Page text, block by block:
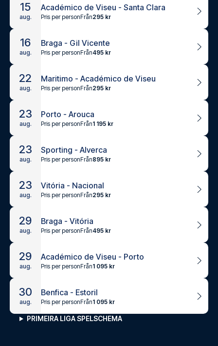
15
aug.
Académico de Viseu - Santa Clara
Pris per personFrån295 kr
16
aug.
Braga - Gil Vicente
Pris per personFrån495 kr
22
aug.
Maritimo - Académico de Viseu
Pris per personFrån295 kr
23
aug.
Porto - Arouca
Pris per personFrån1 195 kr
23
aug.
Sporting - Alverca
Pris per personFrån895 kr
23
aug.
Vitória - Nacional
Pris per personFrån295 kr
29
aug.
Braga - Vitória
Pris per personFrån495 kr
29
aug.
Académico de Viseu - Porto
Pris per personFrån1 095 kr
30
aug.
Benfica - Estoril
Pris per personFrån1 095 kr
PRIMEIRA LIGA SPELSCHEMA